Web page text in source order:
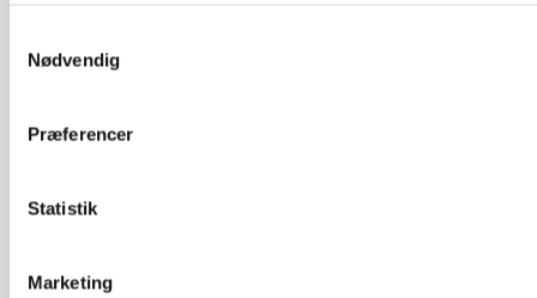
Nødvendig
Præferencer
Statistik
Marketing